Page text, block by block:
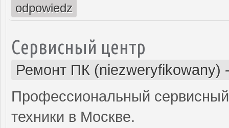
odpowiedz
Сервисный центр
Ремонт ПК (niezweryfikowany)
Профессиональный
техники в Москве.